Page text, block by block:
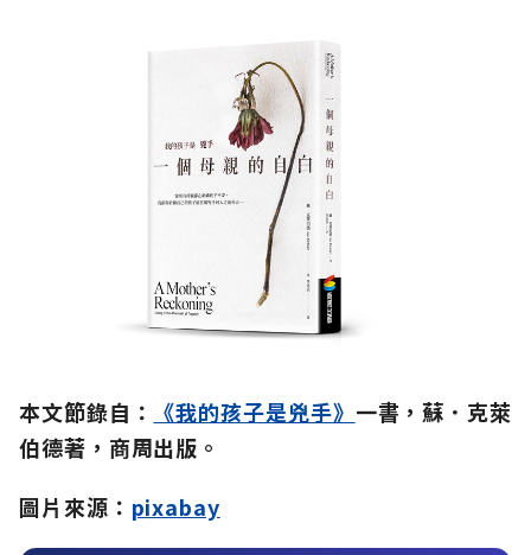
本文節錄自： 《我的孩子是兇手》 一書，蘇．克萊
伯德著，商周出版。
圖片來源： pixabay